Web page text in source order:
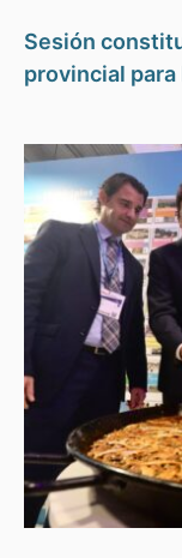
Sesión
provincial